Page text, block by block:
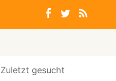
Zuletzt gesucht